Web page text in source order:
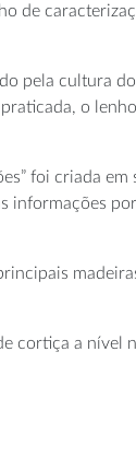
de
pela cultura
o
foi criada em
informações
cortiça a nível